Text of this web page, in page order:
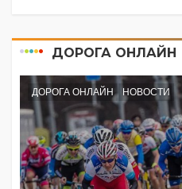
ДОРОГА ОНЛАЙН
ДОРОГА ОНЛАЙН НОВОСТИ